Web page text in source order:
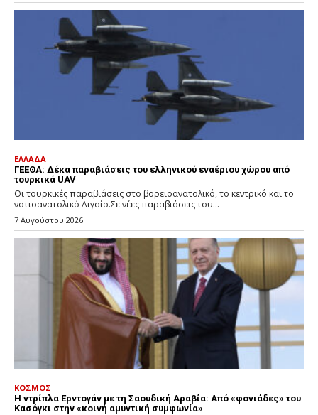
ΕΛΛΑΔΑ
ΓΕΕΘΑ: Δέκα παραβιάσεις του ελληνικού εναέριου χώρου από
τουρκικά UAV
Οι τουρκικές παραβιάσεις στο βορειοανατολικό, το κεντρικό και το
νοτιοανατολικό Αιγαίο.Σε νέες παραβιάσεις του...
7 Αυγούστου 2026
ΚΟΣΜΟΣ
Η ντρίπλα Ερντογάν με τη Σαουδική Αραβία: Από «φονιάδες» του
Κασόγκι στην «κοινή αμυντική συμφωνία»